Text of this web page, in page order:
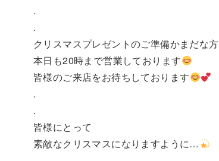
.
.
クリスマスプレゼントのご準備かまだな方
本日も20時まで営業しております
皆様のご来店をお待ちしております
.
.
皆様にとって
素敵なクリスマスになりますように…